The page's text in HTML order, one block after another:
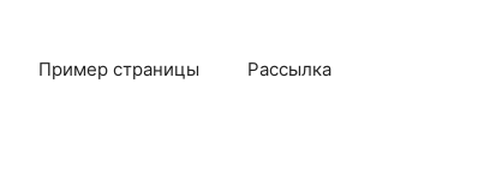
Пример страницы Рассылка